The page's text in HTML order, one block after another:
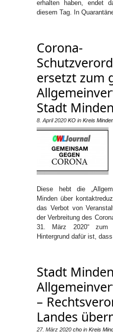
erhalten haben, endet
diesem Tag. In
Corona-
ersetzt zum
Stadt Minden
8. April 2020 KO in Kreis
Diese hebt die
Minden über
das Verbot von
der Verbreitung des
31. März 2020“
Hintergrund dafür ist,
Stadt
–
Landes
27. März 2020 cho in Kreis